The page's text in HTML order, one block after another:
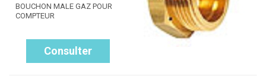
BOUCHON MALE GAZ POUR
COMPTEUR
Consulter